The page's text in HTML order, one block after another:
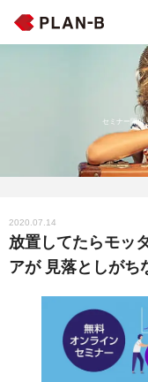
セミナー開催
2020.07.14
放置してたらモッ
アが 見落としがち